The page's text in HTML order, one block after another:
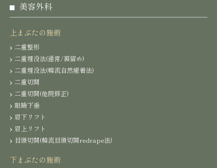
美容外科
上まぶたの施術
二重整形
二重埋没法(通常/裏留め)
二重埋没法(韓流自然癒着法)
二重切開
二重切開(他院修正)
眼瞼下垂
眉下リフト
眉上リフト
目頭切開(韓流目頭切開redrape法)
下まぶたの施術